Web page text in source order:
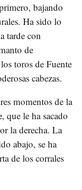
bajando
Ha sido lo
tarde con
de
toros de Fuente
cabezas.
momentos de la
, que le ha sacado
la derecha. La
abajo, se ha
de los corrales